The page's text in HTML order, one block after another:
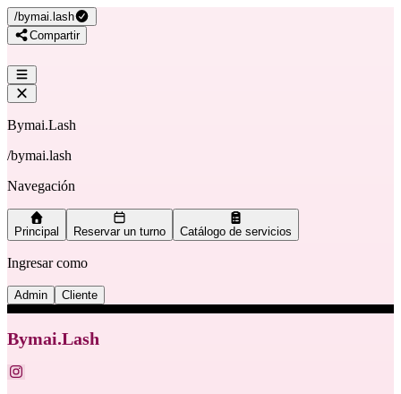
/bymai.lash
Compartir
Bymai.Lash
/bymai.lash
Navegación
Principal Reservar un turno Catálogo de servicios
Ingresar como
Admin Cliente
Bymai.Lash